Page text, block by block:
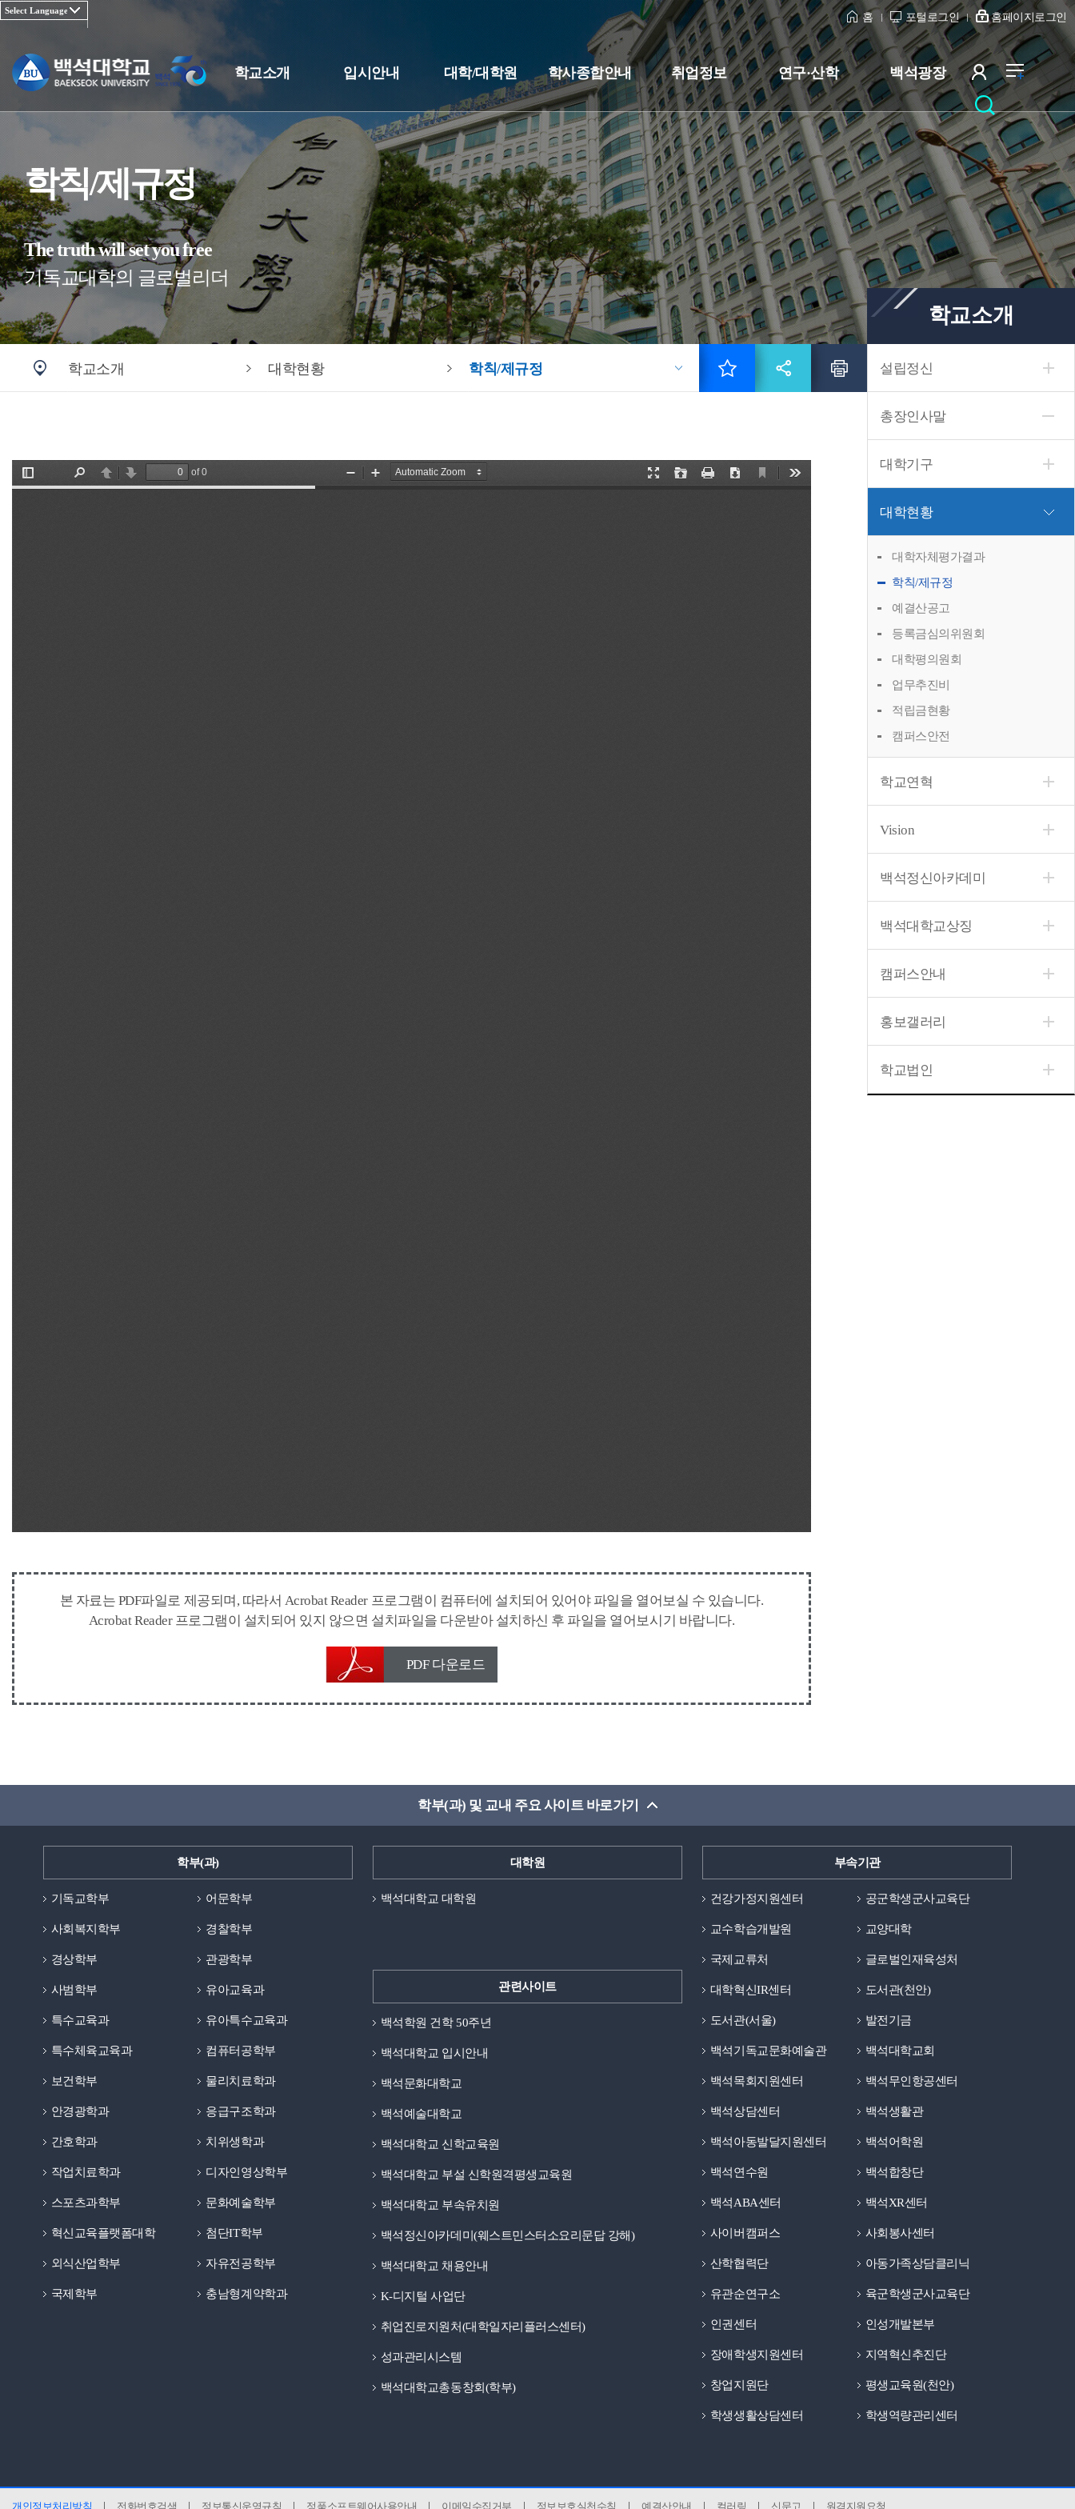
홈 포털로그인 홈페이지로그인
학교소개 입시안내 대학/대학원 학사종합안내 취업정보 연구·산학 백석광장
학칙/제규정
The truth will set you free
기독교대학의 글로벌리더
학교소개
설립정신
총장인사말
대학기구
대학현황
대학자체평가결과
학칙/제규정
예결산공고
등록금심의위원회
대학평의원회
업무추진비
적립금현황
캠퍼스안전
학교연혁
Vision
백석정신아카데미
백석대학교상징
캠퍼스안내
홍보갤러리
학교법인
학교소개 대학현황 학칙/제규정
본 자료는 PDF파일로 제공되며, 따라서 Acrobat Reader 프로그램이 컴퓨터에 설치되어 있어야 파일을 열어보실 수 있습니다.
Acrobat Reader 프로그램이 설치되어 있지 않으면 설치파일을 다운받아 설치하신 후 파일을 열어보시기 바랍니다.
PDF 다운로드
학부(과) 및 교내 주요 사이트 바로가기
학부(과)
기독교학부 어문학부
사회복지학부 경찰학부
경상학부 관광학부
사범학부 유아교육과
특수교육과 유아특수교육과
특수체육교육과 컴퓨터공학부
보건학부 물리치료학과
안경광학과 응급구조학과
간호학과 치위생학과
작업치료학과 디자인영상학부
스포츠과학부 문화예술학부
혁신교육플랫폼대학 첨단IT학부
외식산업학부 자유전공학부
국제학부 충남형계약학과
대학원
백석대학교 대학원
관련사이트
백석학원 건학 50주년
백석대학교 입시안내
백석문화대학교
백석예술대학교
백석대학교 신학교육원
백석대학교 부설 신학원격평생교육원
백석대학교 부속유치원
백석정신아카데미(웨스트민스터소요리문답 강해)
백석대학교 채용안내
K-디지털 사업단
취업진로지원처(대학일자리플러스센터)
성과관리시스템
백석대학교총동창회(학부)
부속기관
건강가정지원센터 공군학생군사교육단
교수학습개발원 교양대학
국제교류처 글로벌인재육성처
대학혁신IR센터 도서관(천안)
도서관(서울) 발전기금
백석기독교문화예술관 백석대학교회
백석목회지원센터 백석무인항공센터
백석상담센터 백석생활관
백석아동발달지원센터 백석어학원
백석연수원 백석합창단
백석ABA센터 백석XR센터
사이버캠퍼스 사회봉사센터
산학협력단 아동가족상담클리닉
유관순연구소 육군학생군사교육단
인권센터 인성개발본부
장애학생지원센터 지역혁신추진단
창업지원단 평생교육원(천안)
학생생활상담센터 학생역량관리센터
개인정보처리방침 전화번호검색 정보통신운영규칙 정품소프트웨어사용안내 이메일수집거부 정보보호실천수칙 예결산안내 컬러링 신문고 원격지원요청